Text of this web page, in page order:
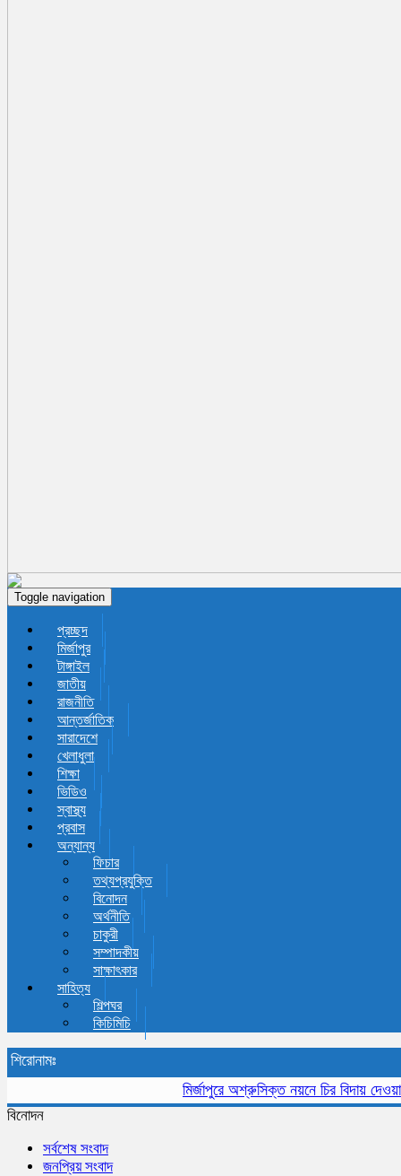
Toggle navigation
প্রচ্ছদ
মির্জাপুর
টাঙ্গাইল
জাতীয়
রাজনীতি
আন্তর্জাতিক
সারাদেশে
খেলাধুলা
শিক্ষা
ভিডিও
স্বাস্থ্য
প্রবাস
অন্যান্য
ফিচার
তথ্যপ্রযুক্তি
বিনোদন
অর্থনীতি
চাকুরী
সম্পাদকীয়
সাক্ষাৎকার
সাহিত্য
শিল্পঘর
কিচিমিচি
শিরোনামঃ
মির্জাপুরে অশ্রুসিক্ত নয়নে চির বিদায় দেওয়া হলো
বিনোদন
সর্বশেষ সংবাদ
জনপ্রিয় সংবাদ